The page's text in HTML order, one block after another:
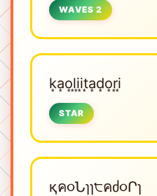
WAVES 2
k͙a͙o͙l͙i͙i͙t͙a͙d͙o͙r͙i͙
STAR
қค૦Նɿɿ੮คძ૦Րɿ